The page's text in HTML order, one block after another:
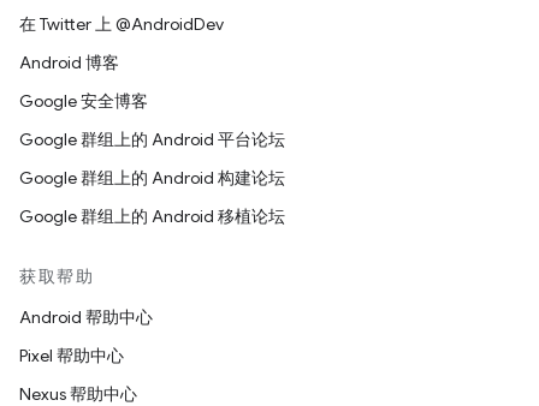
在 Twitter 上 @AndroidDev
Android 博客
Google 安全博客
Google 群组上的 Android 平台论坛
Google 群组上的 Android 构建论坛
Google 群组上的 Android 移植论坛
获取帮助
Android 帮助中心
Pixel 帮助中心
Nexus 帮助中心